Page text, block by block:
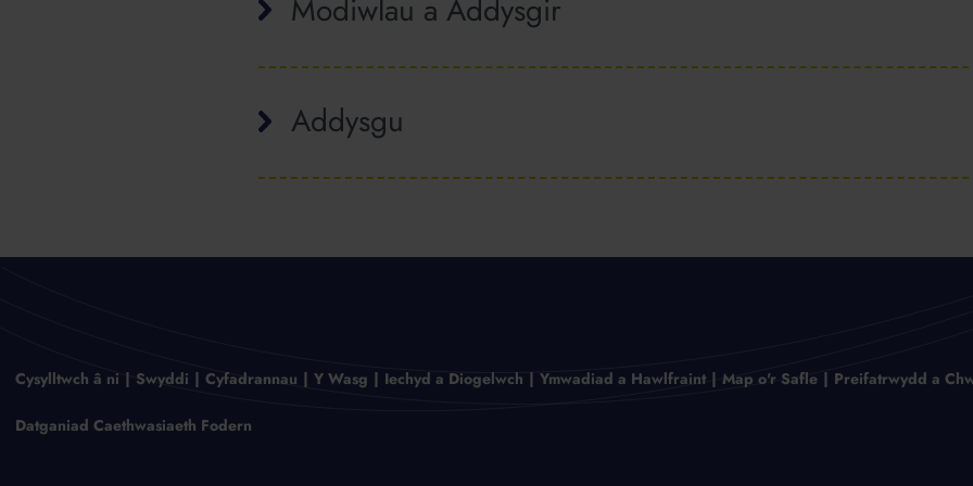
Modiwlau a Addysgir
Addysgu
Cysylltwch â ni Swyddi Cyfadrannau Y Wasg Iechyd a Diogelwch Ymwadiad a Hawlfraint Map o'r Safle Preifatrwydd a
Datganiad Caethwasiaeth Fodern